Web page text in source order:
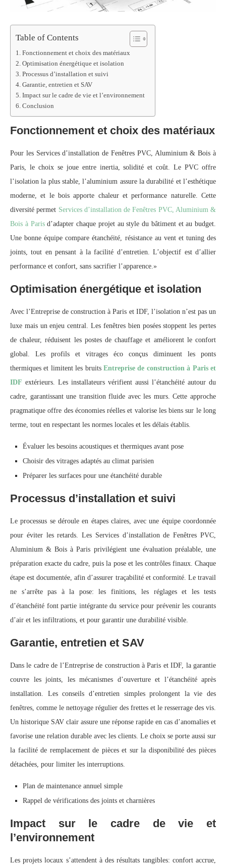
Table of Contents
Fonctionnement et choix des matériaux
Optimisation énergétique et isolation
Processus d’installation et suivi
Garantie, entretien et SAV
Impact sur le cadre de vie et l’environnement
Conclusion
Fonctionnement et choix des matériaux
Pour les Services d’installation de Fenêtres PVC, Aluminium & Bois à
Paris, le choix se joue entre inertia, solidité et coût. Le PVC offre
l’isolation la plus stable, l’aluminium assure la durabilité et l’esthétique
moderne, et le bois apporte chaleur et performance naturelle. Cette
diversité permet Services d’installation de Fenêtres PVC, Aluminium &
Bois à Parisd’adapter chaque projet au style du bâtiment et au budget.
Une bonne équipe compare étanchéité, résistance au vent et tuning des
joints, tout en pensant à la facilité d’entretien. L’objectif est d’allier
performance et confort, sans sacrifier l’apparence.»
Optimisation énergétique et isolation
Avec l’Entreprise de construction à Paris et IDF, l’isolation n’est pas un
luxe mais un enjeu central. Les fenêtres bien posées stoppent les pertes
de chaleur, réduisent les postes de chauffage et améliorent le confort
global. Les profils et vitrages éco conçus diminuent les ponts
thermiques et limitent les bruits Entreprise de construction à Paris et
IDF extérieurs. Les installateurs vérifient aussi l’étanchéité autour du
cadre, garantissant une transition fluide avec les murs. Cette approche
pragmatique offre des économies réelles et valorise les biens sur le long
terme, tout en respectant les normes locales et les délais établis.
Évaluer les besoins acoustiques et thermiques avant pose
Choisir des vitrages adaptés au climat parisien
Préparer les surfaces pour une étanchéité durable
Processus d’installation et suivi
Le processus se déroule en étapes claires, avec une équipe coordonnée
pour éviter les retards. Les Services d’installation de Fenêtres PVC,
Aluminium & Bois à Paris privilégient une évaluation préalable, une
préparation exacte du cadre, puis la pose et les contrôles finaux. Chaque
étape est documentée, afin d’assurer traçabilité et conformité. Le travail
ne s’arrête pas à la pose: les finitions, les réglages et les tests
d’étanchéité font partie intégrante du service pour prévenir les courants
d’air et les infiltrations, et pour garantir une durabilité visible.
Garantie, entretien et SAV
Dans le cadre de l’Entreprise de construction à Paris et IDF, la garantie
couvre les joints, les mécanismes d’ouverture et l’étanchéité après
installation. Les conseils d’entretien simples prolongent la vie des
fenêtres, comme le nettoyage régulier des frettes et le resserrage des vis.
Un historique SAV clair assure une réponse rapide en cas d’anomalies et
favorise une relation durable avec les clients. Le choix se porte aussi sur
la facilité de remplacement de pièces et sur la disponibilité des pièces
détachées, pour limiter les interruptions.
Plan de maintenance annuel simple
Rappel de vérifications des joints et charnières
Impact sur le cadre de vie et
l’environnement
Les projets locaux s’attendent à des résultats tangibles: confort accrue,